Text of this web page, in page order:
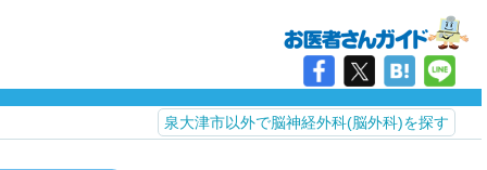
泉大津市以外で脳神経外科(脳外科)を探す